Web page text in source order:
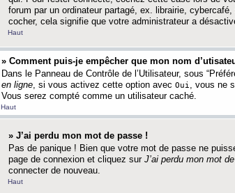
forum par un ordinateur partagé, ex. librairie,
cocher, cela signifie que votre administrateur a
Haut
» Comment puis-je empêcher que mon nom
Dans le Panneau de Contrôle de l’Utilisateur, sous
en ligne, si vous activez cette option avec Oui , vous ne
Vous serez compté comme un utilisateur caché.
Haut
» J’ai perdu mon mot de passe !
Pas de panique ! Bien que votre mot de passe ne
page de connexion et cliquez sur J’ai perdu mon mot
connecter de nouveau.
Haut